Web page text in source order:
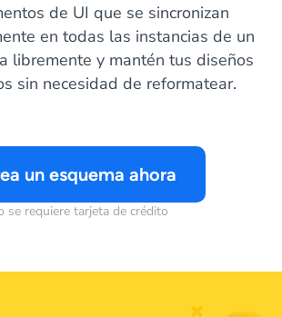
de UI que se sincronizan
en todas las instancias de un
libremente y mantén tus diseños
sin necesidad de reformatear.
un esquema ahora
se requiere tarjeta de crédito